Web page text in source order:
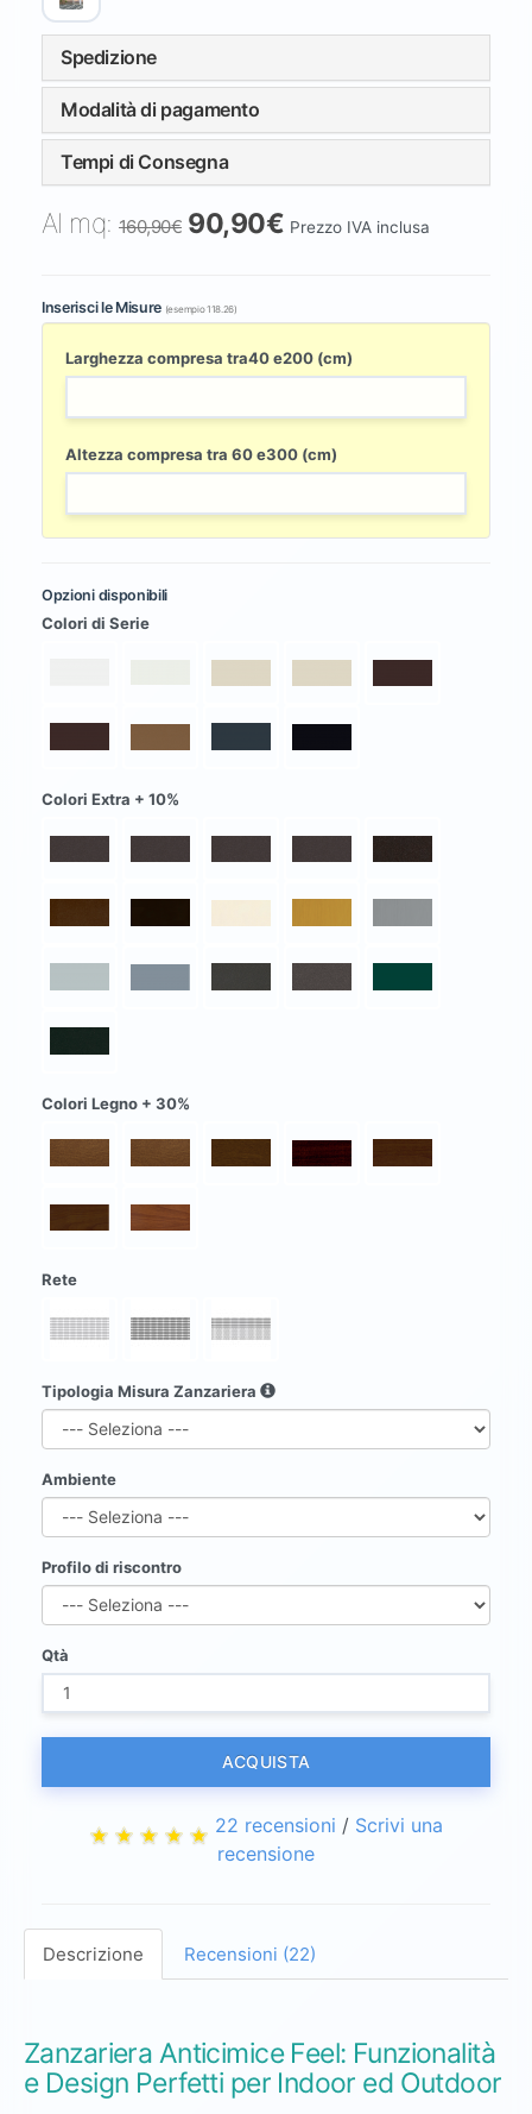
Spedizione
Modalità di pagamento
Tempi di Consegna
Al mq: 160,90€ 90,90€ Prezzo IVA inclusa
Inserisci le Misure (esempio 118.26)
Larghezza compresa tra40 e200 (cm)
Altezza compresa tra 60 e300 (cm)
Opzioni disponibili
Colori di Serie
Colori Extra + 10%
Colori Legno + 30%
Rete
Tipologia Misura Zanzariera
Ambiente
Profilo di riscontro
Qtà
ACQUISTA
22 recensioni / Scrivi una
recensione
Descrizione Recensioni (22)
Zanzariera Anticimice Feel: Funzionalità
e Design Perfetti per Indoor ed Outdoor